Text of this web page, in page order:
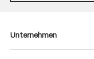
Unternehmen